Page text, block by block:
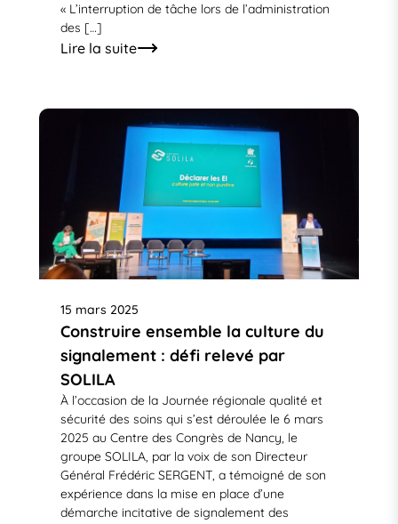
« L’interruption de tâche lors de l’administration
des […]
Lire la suite
15 mars 2025
Construire ensemble la culture du
signalement : défi relevé par
SOLILA
À l’occasion de la Journée régionale qualité et
sécurité des soins qui s’est déroulée le 6 mars
2025 au Centre des Congrès de Nancy, le
groupe SOLILA, par la voix de son Directeur
Général Frédéric SERGENT, a témoigné de son
expérience dans la mise en place d’une
démarche incitative de signalement des